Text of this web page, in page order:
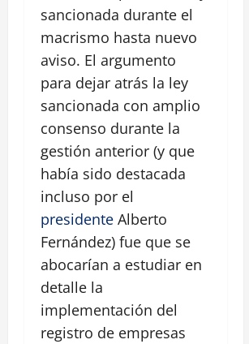
sancionada durante el
macrismo hasta nuevo
aviso. El argumento
para dejar atrás la ley
sancionada con amplio
consenso durante la
gestión anterior (y que
había sido destacada
incluso por el
presidente Alberto
Fernández) fue que se
abocarían a estudiar en
detalle la
implementación del
registro de empresas